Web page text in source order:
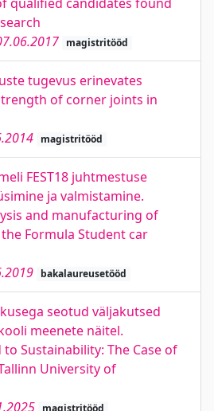
magistritööd
tugevus erinevates
of corner joints in
magistritööd
FEST18 juhtmestuse
ja valmistamine.
and manufacturing of
Formula Student car
bakalaureusetööd
seotud väljakutsed
meenete näitel.
to Sustainability: The Case of
University of
magistritööd